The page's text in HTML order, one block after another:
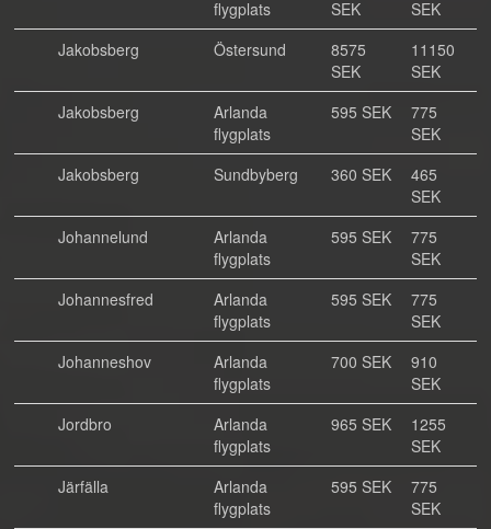
flygplats
SEK
SEK
Jakobsberg
Östersund
8575
SEK
11150
SEK
Jakobsberg
Arlanda
flygplats
595 SEK
775
SEK
Jakobsberg
Sundbyberg 360 SEK
465
SEK
Johannelund
Arlanda
flygplats
595 SEK
775
SEK
Johannesfred
Arlanda
flygplats
595 SEK
775
SEK
Johanneshov
Arlanda
flygplats
700 SEK
910
SEK
Jordbro
Arlanda
flygplats
965 SEK
1255
SEK
Järfälla
Arlanda
flygplats
595 SEK
775
SEK